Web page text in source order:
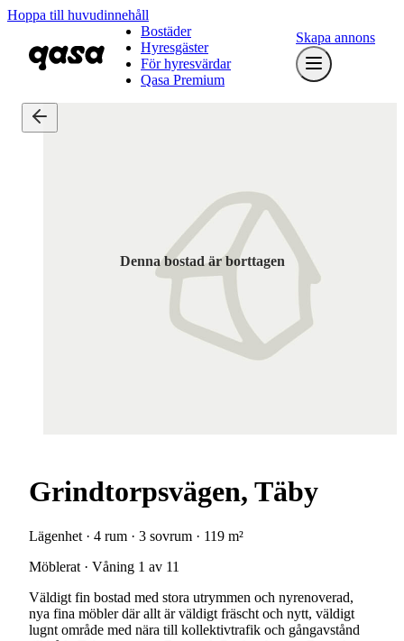
Hoppa till huvudinnehåll
Bostäder
Hyresgäster
För hyresvärdar
Qasa Premium
Skapa annons
Denna bostad är borttagen
Grindtorpsvägen, Täby
Lägenhet · 4 rum · 3 sovrum · 119 m²
Möblerat · Våning 1 av 11
Väldigt fin bostad med stora utrymmen och nyrenoverad,
nya fina möbler där allt är väldigt fräscht och nytt, väldigt
lugnt område med nära till kollektivtrafik och gångavstånd